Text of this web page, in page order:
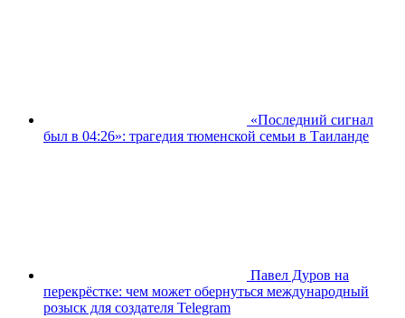
«Последний сигнал
был в 04:26»: трагедия тюменской семьи в Таиланде
Павел Дуров на
перекрёстке: чем может обернуться международный
розыск для создателя Telegram